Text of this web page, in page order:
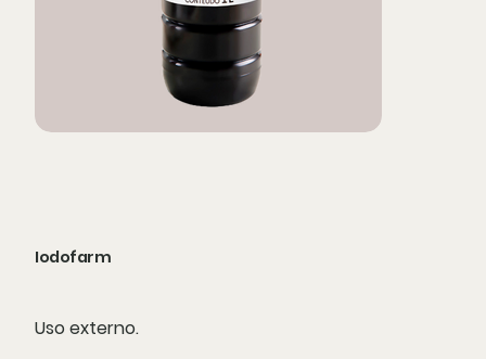
Iodofarm
Uso externo.